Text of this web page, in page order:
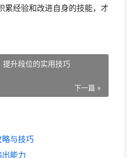
累经验和改进自身的技能，才
提升段位的实用技巧
下一篇 »
与技巧
能力